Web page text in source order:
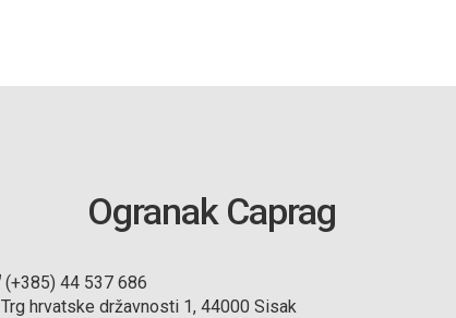
Ogranak Caprag
(+385) 44 537 686
Trg hrvatske državnosti 1, 44000 Sisak